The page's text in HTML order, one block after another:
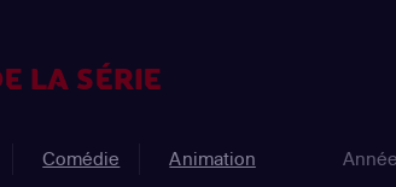
LA SÉRIE
Comédie Animation